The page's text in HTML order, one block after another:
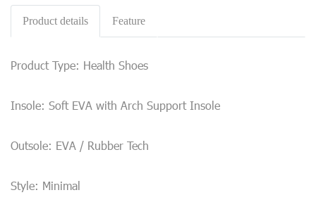
Product details Feature
Product Type: Health Shoes
Insole: Soft EVA with Arch Support Insole
Outsole: EVA / Rubber Tech
Style: Minimal